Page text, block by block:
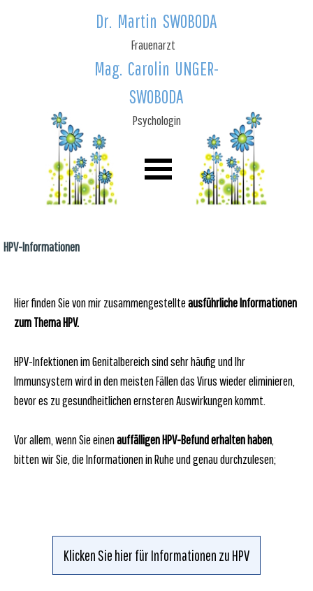
Dr. Martin SWOBODA
Frauenarzt
Mag. Carolin UNGER-
SWOBODA
Psychologin
HPV-Informationen
Hier finden Sie von mir zusammengestellteausführliche Informationen
zum Thema HPV.
HPV-Infektionen im Genitalbereich sind sehr häufig und Ihr
Immunsystem wird in den meisten Fällen das Virus wieder eliminieren,
bevor es zu gesundheitlichen ernsteren Auswirkungen kommt.
Vor allem, wenn Sie einenauffälligen HPV-Befund erhalten haben,
bitten wir Sie, die Informationen in Ruhe und genau durchzulesen;
Klicken Sie hier für Informationen zu HPV